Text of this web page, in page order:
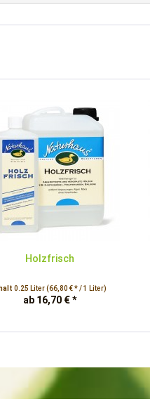
Holzfrisch
0.25 Liter(66,80 € * / 1 Liter)
ab 16,70 € *